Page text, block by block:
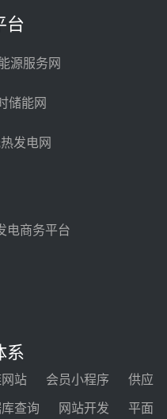
站二列蒸汽发生器设备
中标天山北麓100MW光
EPC总承包项目熔盐截
三偏心蝶阀采购
介质超声波流量计采购
性改造项目三元液态盐
中标华能西安热工院
台
源服务网
储能网
发电网
电商务平台
系
站 会员小程序
供应
查询 网站开发 平面